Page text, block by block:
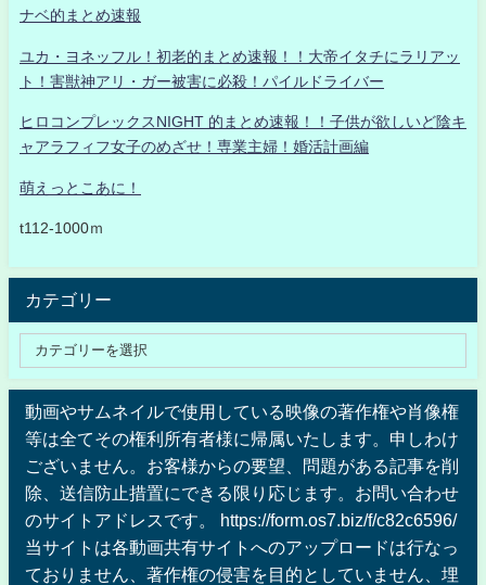
ナベ的まとめ速報
ユカ・ヨネッフル！初老的まとめ速報！！大帝イタチにラリアッ
ト！害獣神アリ・ガー被害に必殺！パイルドライバー
ヒロコンプレックスNIGHT 的まとめ速報！！子供が欲しいど陰キ
ャアラフィフ女子のめざせ！専業主婦！婚活計画編
萌えっとこあに！
t112-1000ｍ
カテゴリー
動画やサムネイルで使用している映像の著作権や肖像権
等は全てその権利所有者様に帰属いたします。申しわけ
ございません。お客様からの要望、問題がある記事を削
除、送信防止措置にできる限り応じます。お問い合わせ
のサイトアドレスです。 https://form.os7.biz/f/c82c6596/
当サイトは各動画共有サイトへのアップロードは行なっ
ておりません、著作権の侵害を目的としていません、埋